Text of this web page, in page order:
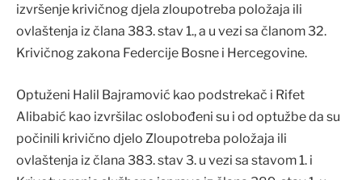
izvršenje krivičnog djela zloupotreba položaja ili
ovlaštenja iz člana 383. stav 1., a u vezi sa članom 32.
Krivičnog zakona Federcije Bosne i Hercegovine.
Optuženi Halil Bajramović kao podstrekač i Rifet
Alibabić kao izvršilac oslobođeni su i od optužbe da su
počinili krivično djelo Zloupotreba položaja ili
ovlaštenja iz člana 383. stav 3. u vezi sa stavom 1. i